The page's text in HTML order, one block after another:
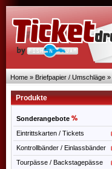
Home » Briefpapier / Umschläge »
Produkte
Sonderangebote
Eintrittskarten / Tickets
Kontrollbänder / Einlassbänder
Tourpässe / Backstagepässe